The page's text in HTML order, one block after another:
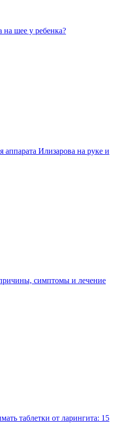
шее у ребенка?
аппарата Илизарова на руке и
симптомы и лечение
таблетки от ларингита: 15